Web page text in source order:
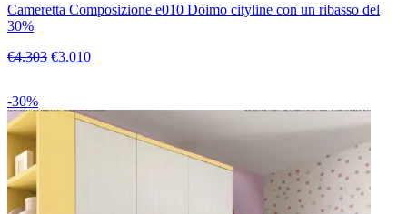
Cameretta Composizione e010 Doimo cityline con un ribasso del
30%
€4.303 €3.010
-30%